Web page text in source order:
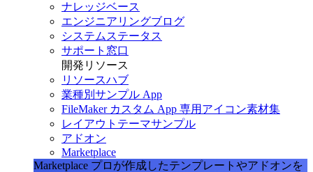
ナレッジベース
エンジニアリングブログ
システムステータス
サポート窓口
開発リソース
リソースハブ
業種別サンプル App
FileMaker カスタム App 専用アイコン素材集
レイアウトテーマサンプル
アドオン
Marketplace
Marketplace プロが作成したテンプレートやアドオンを